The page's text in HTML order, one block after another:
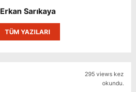
Erkan Sarıkaya
TÜM YAZILARI
295 views kez
okundu.